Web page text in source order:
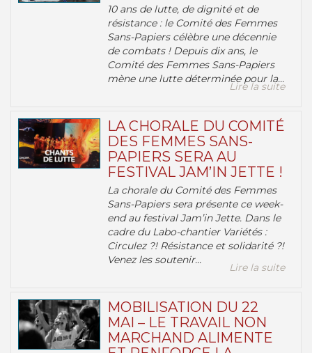
10 ans de lutte, de dignité et de
résistance : le Comité des Femmes
Sans-Papiers célèbre une décennie
de combats ! Depuis dix ans, le
Comité des Femmes Sans-Papiers
mène une lutte déterminée pour la...
Lire la suite
LA CHORALE DU COMITÉ
DES FEMMES SANS-
PAPIERS SERA AU
FESTIVAL JAM’IN JETTE !
La chorale du Comité des Femmes
Sans-Papiers sera présente ce week-
end au festival Jam’in Jette. Dans le
cadre du Labo-chantier Variétés :
Circulez ?! Résistance et solidarité ?!
Venez les soutenir...
Lire la suite
MOBILISATION DU 22
MAI – LE TRAVAIL NON
MARCHAND ALIMENTE